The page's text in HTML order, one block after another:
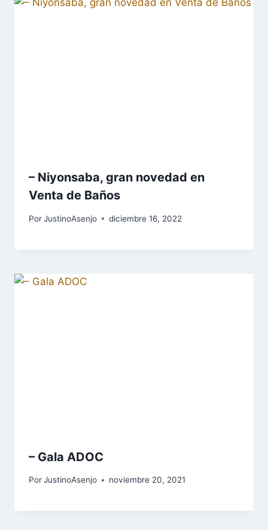
– Niyonsaba, gran novedad en
Venta de Baños
PorJustinoAsenjo diciembre 16, 2022
– Gala ADOC
PorJustinoAsenjo noviembre 20, 2021